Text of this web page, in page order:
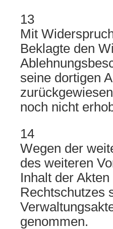
13
Mit
Beklagte den
seine dortigen
noch nicht
14
Wegen der
des weiteren
Inhalt der
Rechtschutzes
genommen.